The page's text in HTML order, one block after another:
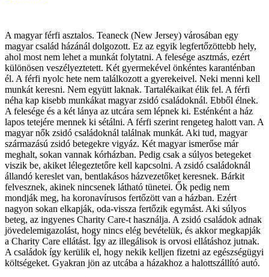
A magyar férfi asztalos. Teaneck (New Jersey) városában egy
magyar család házánál dolgozott. Ez az egyik legfertőzöttebb hely,
ahol most nem lehet a munkát folytatni. A felesége asztmás, ezért
különösen veszélyeztetett. Két gyermekével önkéntes karanténban
él. A férfi nyolc hete nem találkozott a gyerekeivel. Neki menni kell
munkát keresni. Nem együtt laknak. Tartalékaikat élik fel. A férfi
néha kap kisebb munkákat magyar zsidó családoknál. Ebből élnek.
A felesége és a két lánya az utcára sem lépnek ki. Esténként a ház
lapos tetejére mennek ki sétálni. A férfi szerint rengeteg halott van. A
magyar nők zsidó családoknál találnak munkát. Aki tud, magyar
származású zsidó betegekre vigyáz. Két magyar ismerőse már
meghalt, sokan vannak kórházban. Pedig csak a súlyos betegeket
viszik be, akiket lélegeztetőre kell kapcsolni. A zsidó családoknál
állandó kereslet van, bentlakásos házvezetőket keresnek. Bárkit
felvesznek, akinek nincsenek látható tünetei. Ők pedig nem
mondják meg, ha koronavírusos fertőzött van a házban. Ezért
nagyon sokan elkapják, oda-vissza fertőzik egymást. Aki súlyos
beteg, az ingyenes Charity Care-t használja. A zsidó családok adnak
jövedelemigazolást, hogy nincs elég bevételük, és akkor megkapják
a Charity Care ellátást. Így az illegálisok is orvosi ellátáshoz jutnak.
A családok így kerülik el, hogy nekik kelljen fizetni az egészségügyi
költségeket. Gyakran jön az utcába a házakhoz a halottszállító autó.